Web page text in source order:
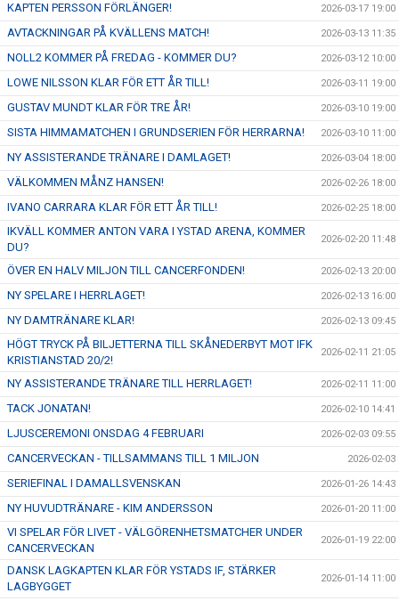
KAPTEN PERSSON FÖRLÄNGER! 2026-03-17 19:00
AVTACKNINGAR PÅ KVÄLLENS MATCH! 2026-03-13 11:35
NOLL2 KOMMER PÅ FREDAG - KOMMER DU? 2026-03-12 10:00
LOWE NILSSON KLAR FÖR ETT ÅR TILL! 2026-03-11 19:00
GUSTAV MUNDT KLAR FÖR TRE ÅR! 2026-03-10 19:00
SISTA HIMMAMATCHEN I GRUNDSERIEN FÖR HERRARNA! 2026-03-10 11:00
NY ASSISTERANDE TRÄNARE I DAMLAGET! 2026-03-04 18:00
VÄLKOMMEN MÅNZ HANSEN! 2026-02-26 18:00
IVANO CARRARA KLAR FÖR ETT ÅR TILL! 2026-02-25 18:00
IKVÄLL KOMMER ANTON VARA I YSTAD ARENA, KOMMER
DU?
2026-02-20 11:48
ÖVER EN HALV MILJON TILL CANCERFONDEN! 2026-02-13 20:00
NY SPELARE I HERRLAGET! 2026-02-13 16:00
NY DAMTRÄNARE KLAR! 2026-02-13 09:45
HÖGT TRYCK PÅ BILJETTERNA TILL SKÅNEDERBYT MOT IFK
KRISTIANSTAD 20/2!
2026-02-11 21:05
NY ASSISTERANDE TRÄNARE TILL HERRLAGET! 2026-02-11 11:00
TACK JONATAN! 2026-02-10 14:41
LJUSCEREMONI ONSDAG 4 FEBRUARI 2026-02-03 09:55
CANCERVECKAN - TILLSAMMANS TILL 1 MILJON 2026-02-03
SERIEFINAL I DAMALLSVENSKAN 2026-01-26 14:43
NY HUVUDTRÄNARE - KIM ANDERSSON 2026-01-20 11:00
VI SPELAR FÖR LIVET - VÄLGÖRENHETSMATCHER UNDER
CANCERVECKAN
2026-01-19 22:00
DANSK LAGKAPTEN KLAR FÖR YSTADS IF, STÄRKER
LAGBYGGET
2026-01-14 11:00